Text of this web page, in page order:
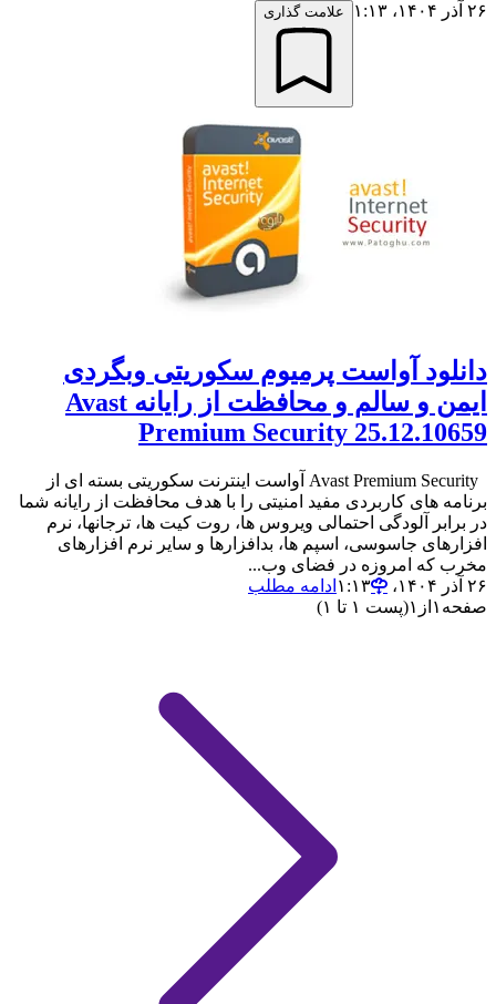
۲۶ آذر ۱۴۰۴،‏ ۱:۱۳
علامت گذاری
دانلود آواست پرمیوم سکوریتی وبگردی
ایمن و سالم و محافظت از رایانه Avast
Premium Security 25.12.10659
Avast Premium Security آواست اینترنت سکوریتی بسته ای از
برنامه های کاربردی مفید امنیتی را با هدف محافظت از رایانه شما
در برابر آلودگی احتمالی ویروس ها، روت کیت ها، ترجانها، نرم
افزارهای جاسوسی، اسپم ها، بدافزارها و سایر نرم افزارهای
مخرب که امروزه در فضای وب...
۲۶ آذر ۱۴۰۴،‏ ۱:۱۳
ادامه مطلب
صفحه ۱ از ۱(پست ۱ تا ۱)